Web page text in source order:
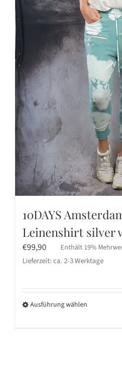
10DAYS
Leinenshirt silver
€99,90 Enthält 19%
Lieferzeit: ca. 2-3 Werktage
Ausführung wählen